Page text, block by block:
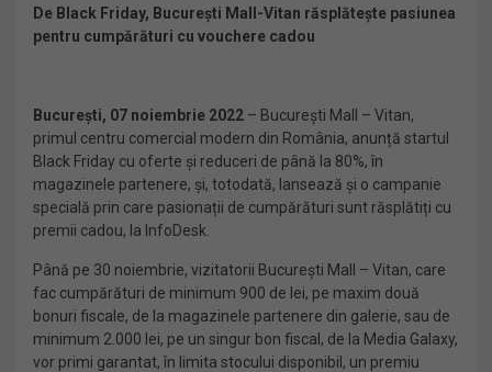
De Black Friday, București Mall-Vitan răsplătește pasiunea
pentru cumpărături cu vouchere cadou
București, 07 noiembrie 2022 – București Mall – Vitan,
primul centru comercial modern din România, anunță startul
Black Friday cu oferte și reduceri de până la 80%, în
magazinele partenere, și, totodată, lansează și o campanie
specială prin care pasionații de cumpărături sunt răsplătiți cu
premii cadou, la InfoDesk.
Până pe 30 noiembrie, vizitatorii București Mall – Vitan, care
fac cumpărături de minimum 900 de lei, pe maxim două
bonuri fiscale, de la magazinele partenere din galerie, sau de
minimum 2.000 lei, pe un singur bon fiscal, de la Media Galaxy,
vor primi garantat, în limita stocului disponibil, un premiu